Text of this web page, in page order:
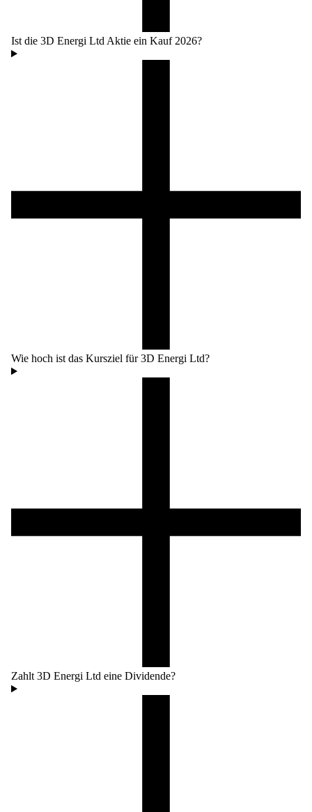
Ist die 3D Energi Ltd Aktie ein Kauf 2026?
Wie hoch ist das Kursziel für 3D Energi Ltd?
Zahlt 3D Energi Ltd eine Dividende?